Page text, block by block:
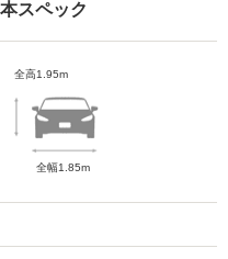
スペック
全高1.95m
全幅1.85m